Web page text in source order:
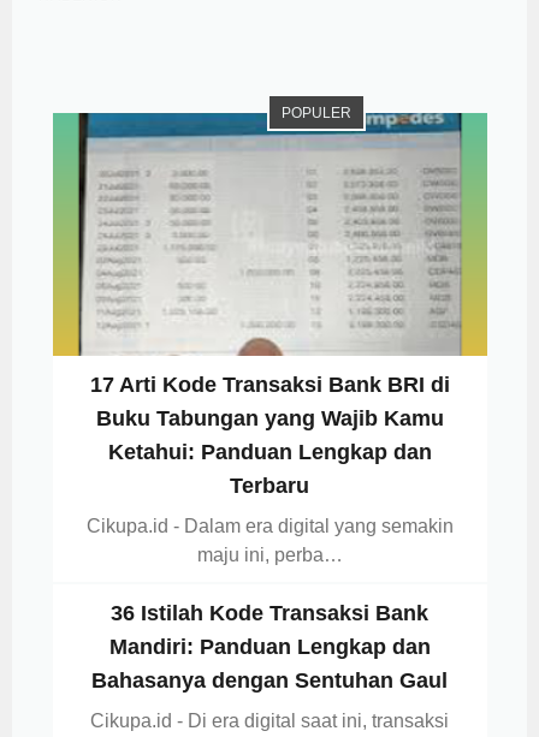
POPULER
17 Arti Kode Transaksi Bank BRI di
Buku Tabungan yang Wajib Kamu
Ketahui: Panduan Lengkap dan
Terbaru
Cikupa.id - Dalam era digital yang semakin
maju ini, perba…
36 Istilah Kode Transaksi Bank
Mandiri: Panduan Lengkap dan
Bahasanya dengan Sentuhan Gaul
Cikupa.id - Di era digital saat ini, transaksi